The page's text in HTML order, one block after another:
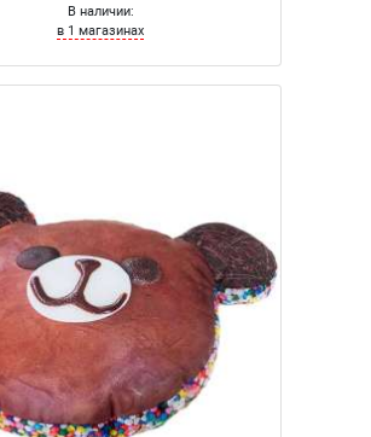
В наличии:
в 1 магазинах